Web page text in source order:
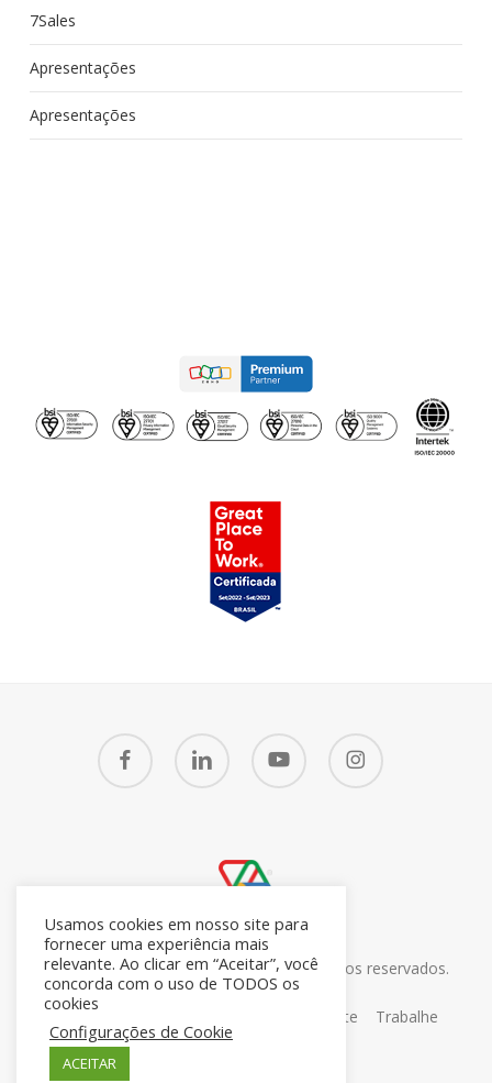
7Sales
Apresentações
Apresentações
facebook linkedin youtube instagram
© 2026 CRM7 Zoho Brasil. Todos os direitos reservados.
26.371.672/0001-05
Sobre
Portal do Cliente
Trabalhe
Conosco
Usamos cookies em nosso site para
fornecer uma experiência mais
relevante. Ao clicar em “Aceitar”, você
concorda com o uso de TODOS os
cookies
Configurações de Cookie
ACEITAR